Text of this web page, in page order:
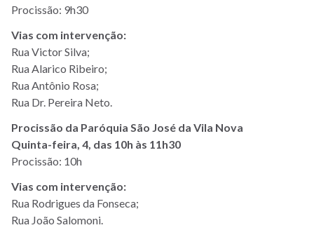
Procissão: 9h30
Vias com intervenção:
Rua Victor Silva;
Rua Alarico Ribeiro;
Rua Antônio Rosa;
Rua Dr. Pereira Neto.
Procissão da Paróquia São José da Vila Nova
Quinta-feira, 4, das 10h às 11h30
Procissão: 10h
Vias com intervenção:
Rua Rodrigues da Fonseca;
Rua João Salomoni.